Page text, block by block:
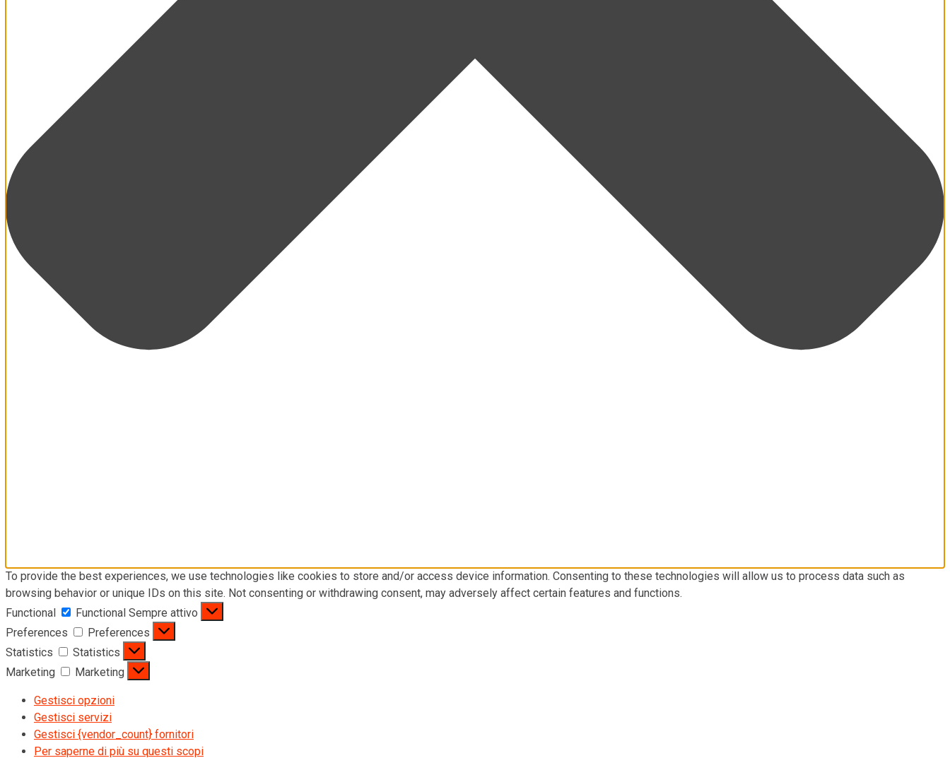
To provide the best experiences, we use technologies like cookies to store and/or access device information. Consenting to these technologies will allow us to process data such as
browsing behavior or unique IDs on this site. Not consenting or withdrawing consent, may adversely affect certain features and functions.
Functional
Functional Sempre attivo
Preferences
Preferences
Statistics
Statistics
Marketing
Marketing
Gestisci opzioni
Gestisci servizi
Gestisci {vendor_count} fornitori
Per saperne di più su questi scopi